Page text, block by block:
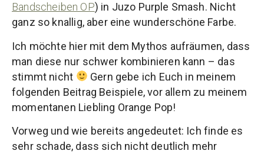
Bandscheiben OP) in Juzo Purple Smash. Nicht
ganz so knallig, aber eine wunderschöne Farbe.
Ich möchte hier mit dem Mythos aufräumen, dass
man diese nur schwer kombinieren kann – das
stimmt nicht
Gern gebe ich Euch in meinem
folgenden Beitrag Beispiele, vor allem zu meinem
momentanen Liebling Orange Pop!
Vorweg und wie bereits angedeutet: Ich finde es
sehr schade, dass sich nicht deutlich mehr